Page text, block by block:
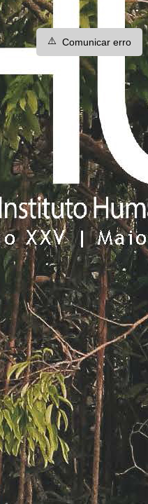
⚠️ Comunicar erro